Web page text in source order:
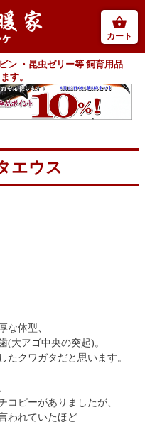
カート
ン ・昆虫ゼリー等 飼育用品
す。
エウス
な体型、
(大アゴ中央の突起)。
たクワガタだと思います。
コピーがありましたが、
われていたほど